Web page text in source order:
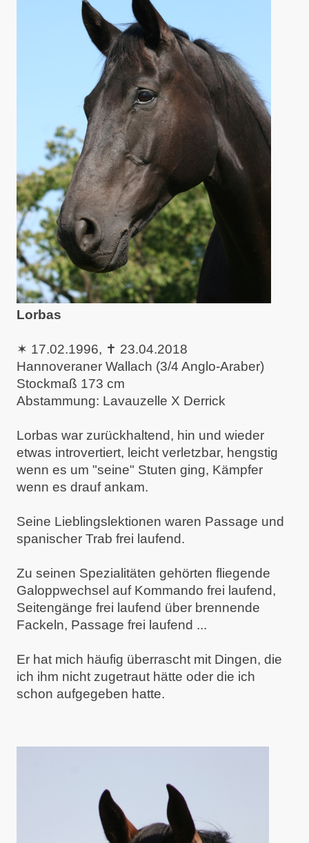
Lorbas
✶ 17.02.1996, ✝︎ 23.04.2018
Hannoveraner Wallach (3/4 Anglo-Araber)
Stockmaß 173 cm
Abstammung: Lavauzelle X Derrick
Lorbas war zurückhaltend, hin und wieder
etwas introvertiert, leicht verletzbar, hengstig
wenn es um "seine" Stuten ging, Kämpfer
wenn es drauf ankam.
Seine Lieblingslektionen waren Passage und
spanischer Trab frei laufend.
Zu seinen Spezialitäten gehörten fliegende
Galoppwechsel auf Kommando frei laufend,
Seitengänge frei laufend über brennende
Fackeln, Passage frei laufend ...
Er hat mich häufig überrascht mit Dingen, die
ich ihm nicht zugetraut hätte oder die ich
schon aufgegeben hatte.